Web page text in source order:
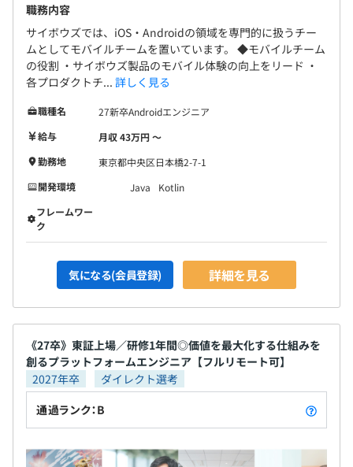
イバ（TopoLVM）を予定しています。
◆サイボウズの開発組織は大きく2つに分かれています！
・kintoneやGaroonなどの製品開発を担う「開発本部」
・サービスのクラウド基盤や社内の情報システムなどのイ
制度「Myキャリ」など、ユニークな制度も充実して
おり、ひとりひとりが輝ける職場づくりをおこなっ
ています。 世界で一番使われるグループウェアメー
カーを目指すサイボウズで活躍していきたい仲間を
お待ちしております！
職務内容
サイボウズでは、iOS・Androidの領域を専門的に扱うチー
ムとしてモバイルチームを置いています。 ◆モバイルチーム
の役割 ・サイボウズ製品のモバイル体験の向上をリード ・
各プロダクトチ... 詳しく見る
職種名
27新卒Androidエンジニア
給与
月収 43万円 〜
勤務地
東京都中央区日本橋2-7-1
開発環境
Java
Kotlin
フレームワー
ク
気になる(会員登録) 詳細を見る
《27卒》東証上場／研修1年間◎価値を最大化する仕組みを
創るプラットフォームエンジニア【フルリモート可】
2027年卒
ダイレクト選考
通過ランク：B